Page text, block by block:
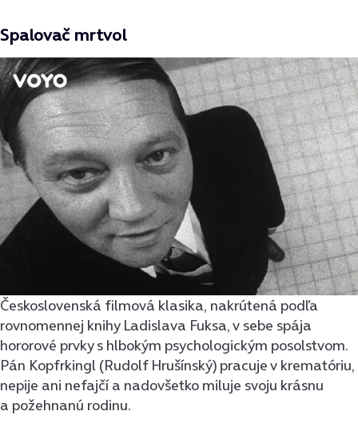
Spalovač mrtvol
Československá filmová klasika, nakrútená podľa
rovnomennej knihy Ladislava Fuksa, v sebe spája
hororové prvky s hlbokým psychologickým posolstvom.
Pán Kopfrkingl (Rudolf Hrušínský) pracuje v krematóriu,
nepije ani nefajčí a nadovšetko miluje svoju krásnu
a požehnanú rodinu.